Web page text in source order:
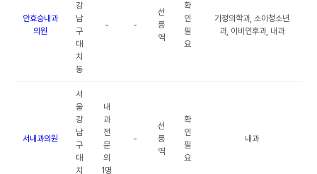
안효승내과
의원
강
남
구
대
치
동
- -
선
릉
역
확
인
필
요
가정의학과, 소아청소년
과, 이비인후과, 내과
서내과의원
서
울
강
남
구
대
치
내
과
전
문
의
1명
-
선
릉
역
확
인
필
요
내과